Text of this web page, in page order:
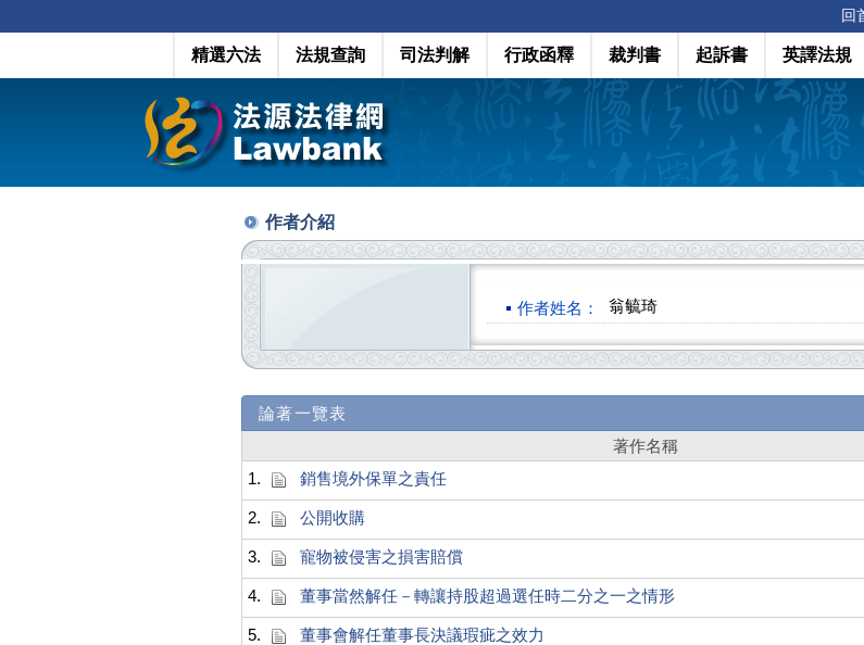
回
精選六法 法規查詢 司法判解 行政函釋 裁判書 起訴書 英譯法規
作者介紹
作者姓名： 翁毓琦
論著一覽表
著作名稱
1.
銷售境外保單之責任
2. 公開收購
3. 寵物被侵害之損害賠償
4. 董事當然解任－轉讓持股超過選任時二分之一之情形
5. 董事會解任董事長決議瑕疵之效力